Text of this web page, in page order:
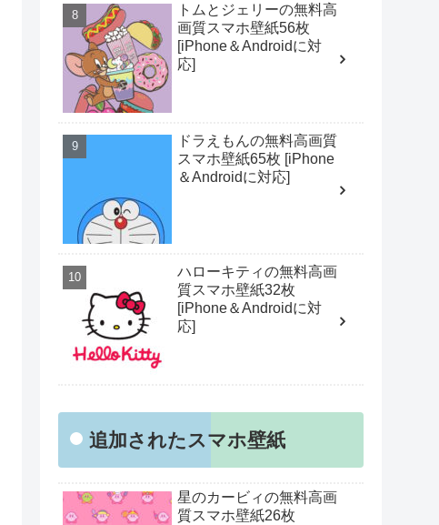
トムとジェリーの無料高
画質スマホ壁紙56枚
[iPhone＆Androidに対
応]
ドラえもんの無料高画質
スマホ壁紙65枚 [iPhone
＆Androidに対応]
ハローキティの無料高画
質スマホ壁紙32枚
[iPhone＆Androidに対
応]
追加されたスマホ壁紙
星のカービィの無料高画
質スマホ壁紙26枚